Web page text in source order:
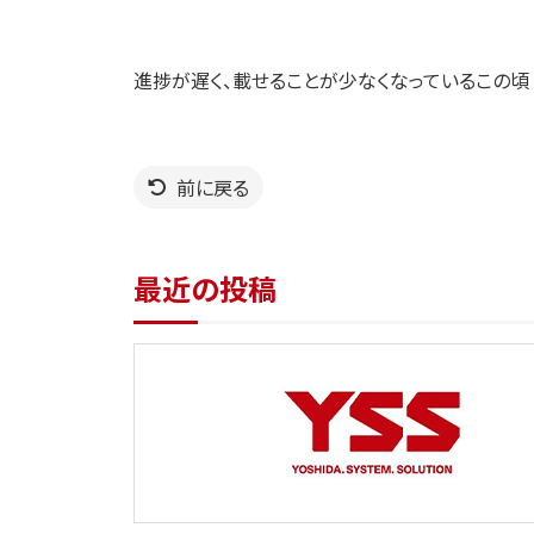
進捗が遅く、載せることが少なくなっているこの頃
前に戻る
最近の投稿